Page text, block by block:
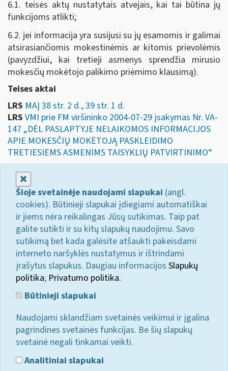
6.1. teisės aktų nustatytais atvejais, kai tai būtina jų
funkcijoms atlikti;
6.2. jei informacija yra susijusi su jų esamomis ir galimai
atsirasiančiomis mokestinėmis ar kitomis prievolėmis
(pavyzdžiui, kai tretieji asmenys sprendžia mirusio
mokesčių mokėtojo palikimo priėmimo klausimą).
Teises aktai
LRS MAĮ 38 str. 2 d., 39 str. 1 d.
LRS VMI prie FM viršininko 2004-07-29 įsakymas Nr. VA-
147 „DĖL PASLAPTYJE NELAIKOMOS INFORMACIJOS
APIE MOKESČIŲ MOKĖTOJĄ PASKLEIDIMO
TRETIESIEMS ASMENIMS TAISYKLIŲ PATVIRTINIMO“
Šioje svetainėje naudojami slapukai (angl.
cookies). Būtinieji slapukai įdiegiami automatiškai
ir jiems nėra reikalingas Jūsų sutikimas. Taip pat
galite sutikti ir su kitų slapukų naudojimu. Savo
sutikimą bet kada galėsite atšaukti pakeisdami
interneto naršyklės nustatymus ir ištrindami
įrašytus slapukus. Daugiau informacijos Slapukų
politika; Privatumo politika.
Būtinieji slapukai
Naudojami sklandžiam svetainės veikimui ir įgalina
pagrindines svetainės funkcijas. Be šių slapukų
svetainė negali tinkamai veikti.
Analitiniai slapukai